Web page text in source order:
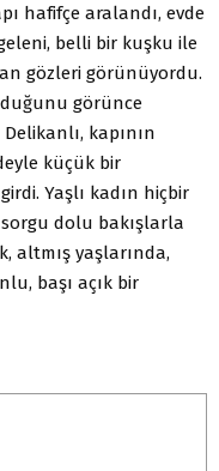
hafifçe aralandı, evde
belli bir kuşku ile
gözleri görünüyordu.
görünce
kapının
küçük bir
Yaşlı kadın hiçbir
dolu bakışlarla
altmış yaşlarında,
başı açık bir